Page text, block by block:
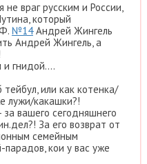
враг русским и России,
который
№14Андрей Жингель
Андрей Жингель, а
гнидой....
или как котенка/
лужи/какашки?!
вашего сегодняшнего
За его возврат от
семейным
парадов, кои у вас уже